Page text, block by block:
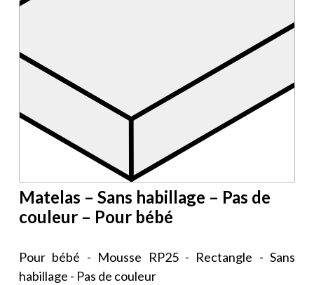
Matelas – Sans habillage – Pas de
couleur – Pour bébé
Pour bébé - Mousse RP25 - Rectangle - Sans
habillage - Pas de couleur